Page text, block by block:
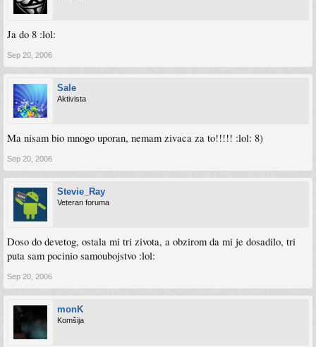
Ja do 8 :lol:
Sep 20, 2006
Sale
Aktivista
Ma nisam bio mnogo uporan, nemam zivaca za to!!!!! :lol: 8)
Sep 20, 2006
Stevie_Ray
Veteran foruma
Doso do devetog, ostala mi tri zivota, a obzirom da mi je dosadilo, tri
puta sam pocinio samoubojstvo :lol:
Sep 20, 2006
monK
Komšija